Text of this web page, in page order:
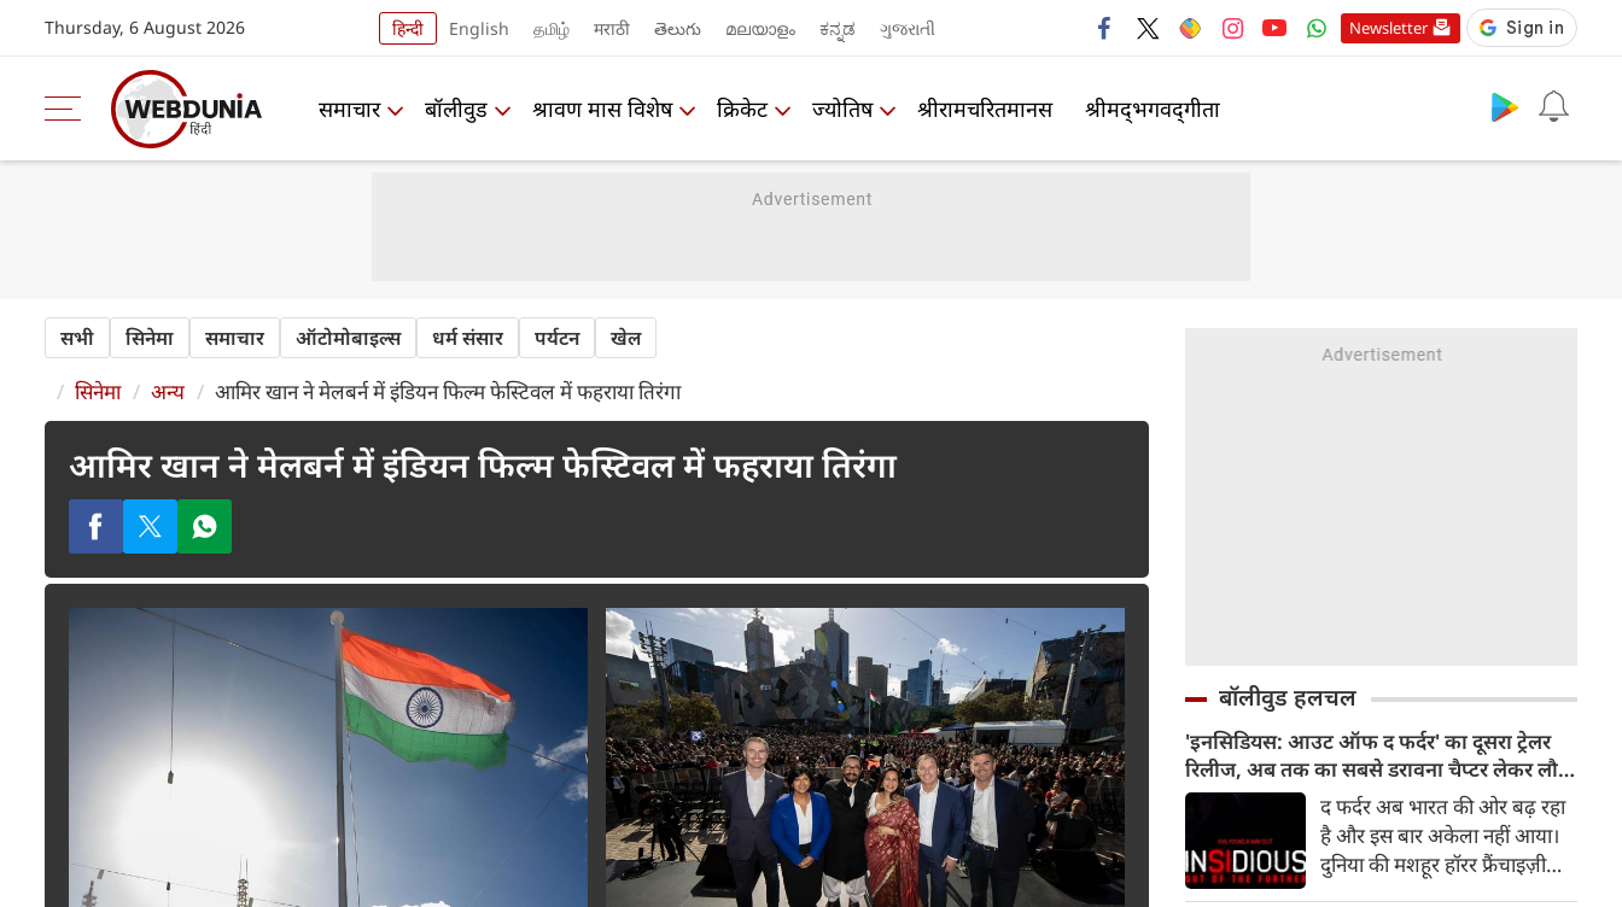
Thursday, 6 August 2026 हिन्दी English தமிழ் मराठी తెలుగు മലയാളം ಕನ್ನಡ ગુજરાતી Newsletter
समाचार बॉलीवुड श्रावण मास विशेष क्रिकेट ज्योतिष श्रीरामचरितमानस श्रीमद्‍भगवद्‍गीता
सभी सिनेमा समाचार ऑटोमोबाइल्स धर्म संसार पर्यटन खेल
सिनेमा अन्य आमिर खान ने मेलबर्न में इंडियन फिल्म फेस्टिवल में फहराया तिरंगा
आमिर खान ने मेलबर्न में इंडियन फिल्म फेस्टिवल में फहराया तिरंगा
बॉलीवुड हलचल
'इनसिडियस: आउट ऑफ द फर्दर' का दूसरा ट्रेलर
रिलीज, अब तक का सबसे डरावना चैप्टर लेकर लौट
रही हॉरर फ्रैंचाइजीद फर्दर अब भारत की ओर बढ़ रहा
है और इस बार अकेला नहीं आया।
दुनिया की मशहूर हॉरर फ्रैंचाइज़ी